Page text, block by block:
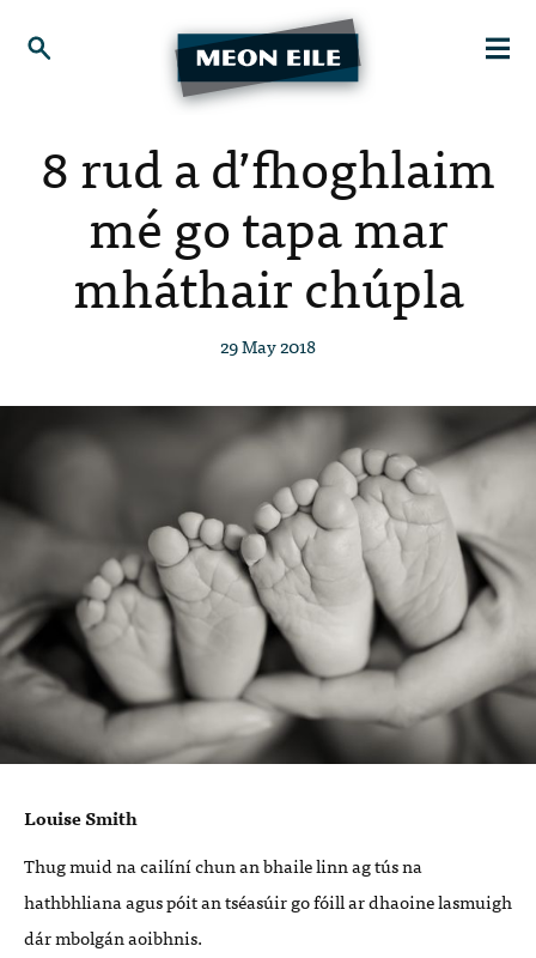
8 rud a d’fhoghlaim
mé go tapa mar
mháthair chúpla
29 May 2018
Louise Smith
Thug muid na cailíní chun an bhaile linn ag tús na
hathbhliana agus póit an tséasúir go fóill ar dhaoine lasmuigh
dár mbolgán aoibhnis.